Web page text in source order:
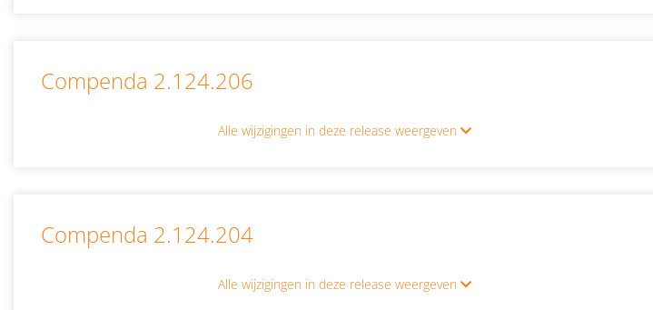
Compenda 2.124.206
Alle wijzigingen in deze release weergeven
Compenda 2.124.204
Alle wijzigingen in deze release weergeven